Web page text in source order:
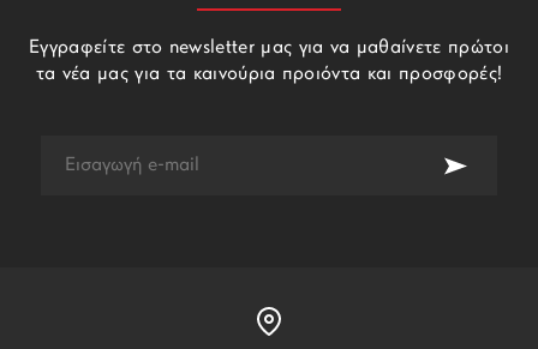
Εγγραφείτε στο newsletter μας για να μαθαίνετε πρώτοι
τα νέα μας για τα καινούρια προιόντα και προσφορές!